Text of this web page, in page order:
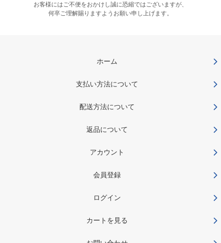
お客様にはご不便をおかけし誠に恐縮ではございますが、
何卒ご理解賜りますようお願い申し上げます。
ホーム
支払い方法について
配送方法について
返品について
アカウント
会員登録
ログイン
カートを見る